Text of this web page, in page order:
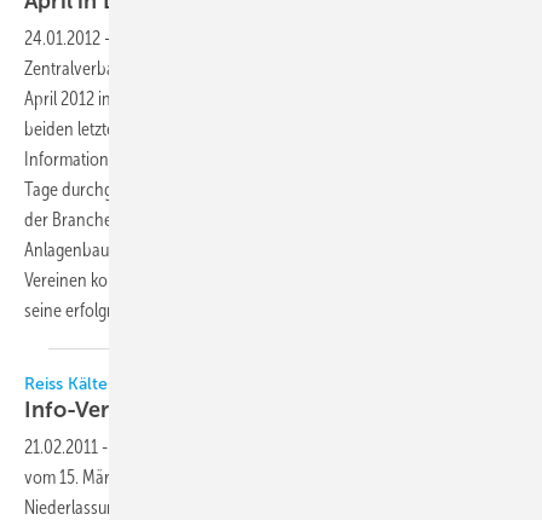
24.01.2012 -
Zentralverbands Kälte Klima Wärmepumpen e.V. (ZVKKW) findet am 19.
April 2012 in Darmstadt statt. Basierend auf den Erkenntnissen der
beiden letzten Jahre wird die Veranstaltung mit neusten
Informationen zu Technik und Markt diesmal konzentriert an einem
Tage durchgeführt. Mit mehr als 120 Teilnehmern aus allen Bereichen
der Branche Wissenschaftler, Komponentenhersteller, Planer,
Anlagenbauer und Betreiber sowie Behörden, Verbänden und
Vereinen konnte der ZVKKW mit seinem Supermarkt-Symposium 2011
seine erfolgreichen Veranstaltungen
Reiss Kälte-Klima
Info-Veranstaltungsreihe im
21.02.2011 -
vom 15. März bis 14. April 2011 in ihren bundesweiten
Niederlassungen eine Reihe von Informations-Veranstaltungen mit